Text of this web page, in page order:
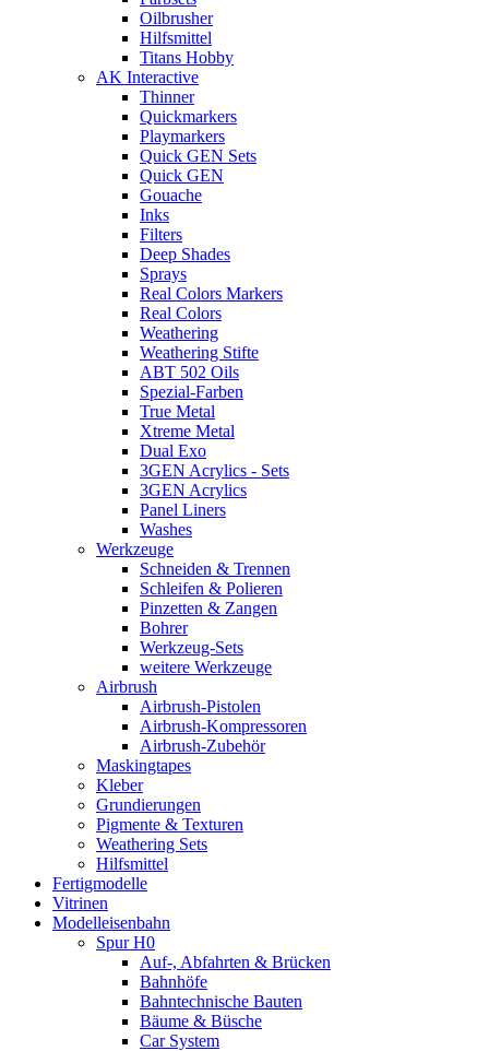
Oilbrusher
Hilfsmittel
Titans Hobby
AK Interactive
Thinner
Quickmarkers
Playmarkers
Quick GEN Sets
Quick GEN
Gouache
Inks
Filters
Deep Shades
Sprays
Real Colors Markers
Real Colors
Weathering
Weathering Stifte
ABT 502 Oils
Spezial-Farben
True Metal
Xtreme Metal
Dual Exo
3GEN Acrylics - Sets
3GEN Acrylics
Panel Liners
Washes
Werkzeuge
Schneiden & Trennen
Schleifen & Polieren
Pinzetten & Zangen
Bohrer
Werkzeug-Sets
weitere Werkzeuge
Airbrush
Airbrush-Pistolen
Airbrush-Kompressoren
Airbrush-Zubehör
Maskingtapes
Kleber
Grundierungen
Pigmente & Texturen
Weathering Sets
Hilfsmittel
Fertigmodelle
Vitrinen
Modelleisenbahn
Spur H0
Auf-, Abfahrten & Brücken
Bahnhöfe
Bahntechnische Bauten
Bäume & Büsche
Car System